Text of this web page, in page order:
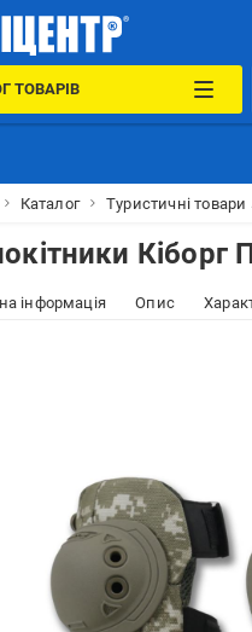
ТОВАРІВ
Каталог Туристичні товари
Кіборг
інформація Опис